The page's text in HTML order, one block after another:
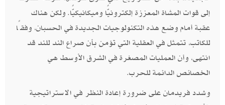
إلى قوات المشاة المعززة إلكترونيًّا وميكانيكيًّا. ولكن هناك
عقبة أمام وضع هذه التكنولوجيات الجديدة في الحسبان، وفقًا
للكاتب، تتمثل في العقلية التي تؤمن بأن صراع الند للند قد
انتهى، وأن العمليات المصغرة في الشرق الأوسط هي
الخصائص الدائمة للحرب.
وشدد فريدمان على ضرورة إعادة النظر في الاستراتيجية